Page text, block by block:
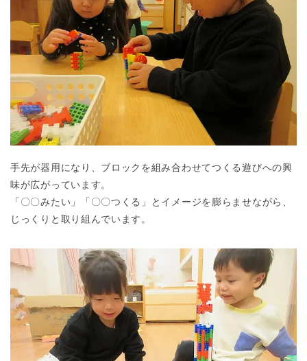
手先が器用になり、ブロックを組み合わせてつくる遊びへの興
味が広がっています。
「〇〇みたい」「〇〇つくる」とイメージを膨らませながら、
じっくりと取り組んでいます。